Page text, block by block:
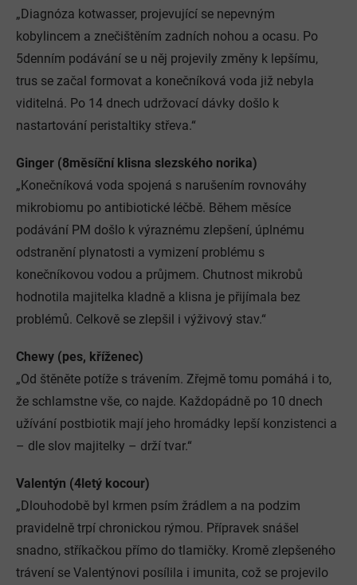
„Diagnóza kotwasser, projevující se nepevným
kobylincem a znečištěním zadních nohou a ocasu. Po
5denním podávání se u něj projevily změny k lepšímu,
trus se začal formovat a konečníková voda již nebyla
viditelná. Po 14 dnech udržovací dávky došlo k
nastartování peristaltiky střeva.“
Ginger (8měsíční klisna slezského norika)
„Konečníková voda spojená s narušením rovnováhy
mikrobiomu po antibiotické léčbě. Během měsíce
podávání PM došlo k výraznému zlepšení, úplnému
odstranění plynatosti a vymizení problému s
konečníkovou vodou a průjmem. Chutnost mikrobů
hodnotila majitelka kladně a klisna je přijímala bez
problémů. Celkově se zlepšil i výživový stav.“
Chewy (pes, kříženec)
„Od štěněte potíže s trávením. Zřejmě tomu pomáhá i to,
že schlamstne vše, co najde. Každopádně po 10 dnech
užívání postbiotik mají jeho hromádky lepší konzistenci a
– dle slov majitelky – drží tvar.“
Valentýn (4letý kocour)
„Dlouhodobě byl krmen psím žrádlem a na podzim
pravidelně trpí chronickou rýmou. Přípravek snášel
snadno, stříkačkou přímo do tlamičky. Kromě zlepšeného
trávení se Valentýnovi posílila i imunita, což se projevilo